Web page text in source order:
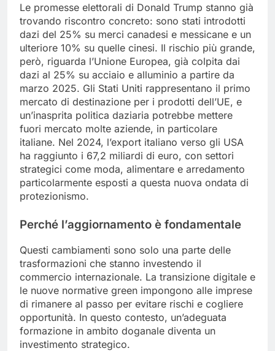
Le promesse elettorali di Donald Trump stanno già
trovando riscontro concreto: sono stati introdotti
dazi del 25% su merci canadesi e messicane e un
ulteriore 10% su quelle cinesi. Il rischio più grande,
però, riguarda l’Unione Europea, già colpita dai
dazi al 25% su acciaio e alluminio a partire da
marzo 2025. Gli Stati Uniti rappresentano il primo
mercato di destinazione per i prodotti dell’UE, e
un’inasprita politica daziaria potrebbe mettere
fuori mercato molte aziende, in particolare
italiane. Nel 2024, l’export italiano verso gli USA
ha raggiunto i 67,2 miliardi di euro, con settori
strategici come moda, alimentare e arredamento
particolarmente esposti a questa nuova ondata di
protezionismo.
Perché l’aggiornamento è fondamentale
Questi cambiamenti sono solo una parte delle
trasformazioni che stanno investendo il
commercio internazionale. La transizione digitale e
le nuove normative green impongono alle imprese
di rimanere al passo per evitare rischi e cogliere
opportunità. In questo contesto, un’adeguata
formazione in ambito doganale diventa un
investimento strategico.